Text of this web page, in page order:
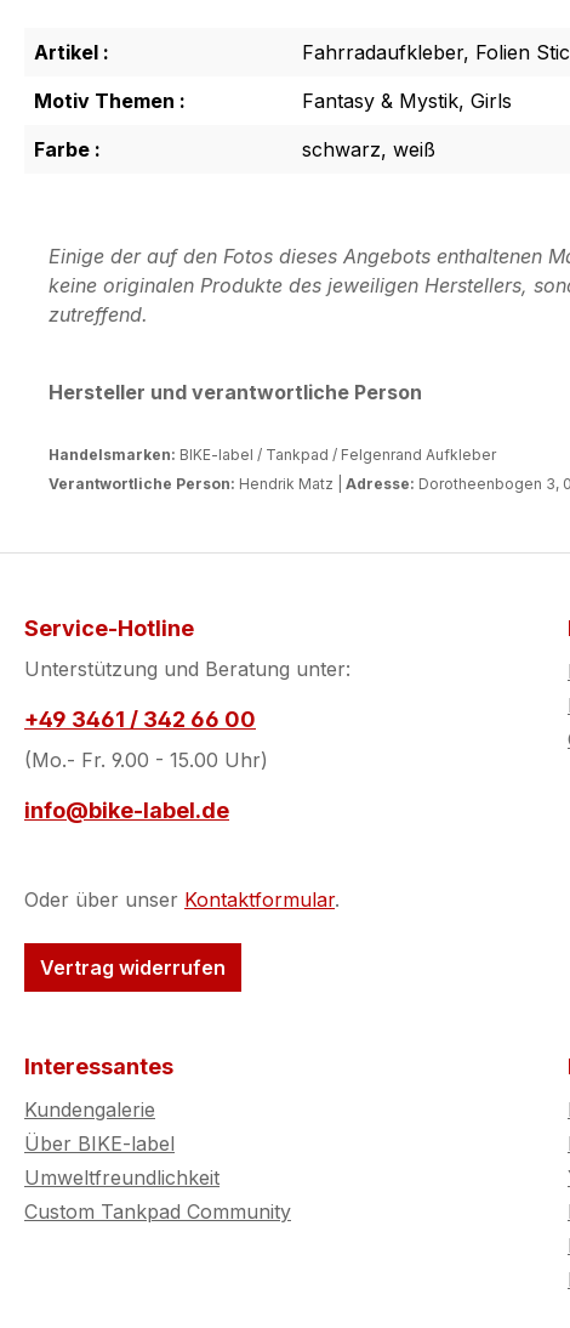
Artikel :
Fahrradaufkleber, Folien
Motiv Themen :
Fantasy & Mystik, Girls
Farbe :
schwarz, weiß
Einige der auf den Fotos dieses Angebots enthaltenen
keine originalen Produkte des jeweiligen Herstellers,
zutreffend.
Hersteller und verantwortliche Person
Handelsmarken: BIKE-label / Tankpad / Felgenrand Aufkleber
Verantwortliche Person: Hendrik Matz | Adresse: Dorotheenbogen 3,
Service-Hotline
Unterstützung und Beratung unter:
+49 3461 / 342 66 00
(Mo.- Fr. 9.00 - 15.00 Uhr)
info@bike-label.de
Oder über unser Kontaktformular.
Vertrag widerrufen
Interessantes
Kundengalerie
Über BIKE-label
Umweltfreundlichkeit
Custom Tankpad Community